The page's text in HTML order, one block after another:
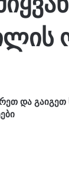
და გაიგეთ